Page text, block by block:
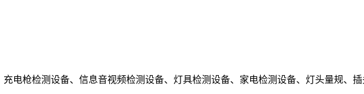
电枪检测设备、信息音视频检测设备、灯具检测设备、家电检测设备、灯头量规、